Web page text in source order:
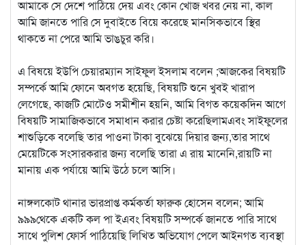
আমাকে সে দেশে পাঠিয়ে দেয় এবং কোন খোজ খবর নেয় না, কাল
আমি জানতে পারি সে দুবাইতে বিয়ে করেছে মানসিকভাবে স্থির
থাকতে না পেরে আমি ভাঙচুর করি।
এ বিষয়ে ইউপি চেয়ারম্যান সাইফুল ইসলাম বলেন ;আজকের বিষয়টি
সম্পর্কে আমি ফোনে অবগত হয়েছি, বিষয়টি শুনে খুবই খারাপ
লেগেছে, কাজটি মোটেও সমীশীন হয়নি, আমি বিগত কয়েকদিন আগে
বিষয়টি সামাজিকভাবে সমাধান করার চেষ্টা করেছিলামএবং সাইফুলের
শাশুড়িকে বলেছি তার পাওনা টাকা বুঝেয়ে দিয়ার জন্য,তার সাথে
মেয়েটিকে সংসারকরার জন্য বলেছি তারা এ রায় মানেনি,রায়টি না
মানায় এক পর্যায়ে আমি উঠে চলে আসি।
নাঙ্গলকোট থানার ভারপ্রাপ্ত কর্মকর্তা ফারুক হোসেন বলেন; আমি
৯৯৯থেকে একটি কল পা ইএবং বিষয়টি সম্পর্কে জানতে পারি সাথে
সাথে পুলিশ ফোর্স পাঠিয়েছি লিখিত অভিযোগ পেলে আইনগত ব্যবস্থা